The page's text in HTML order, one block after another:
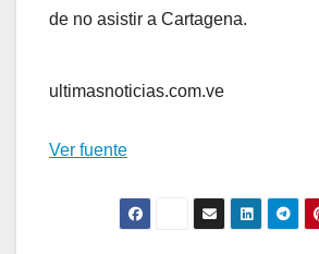
de no asistir a Cartagena.
ultimasnoticias.com.ve
Ver fuente